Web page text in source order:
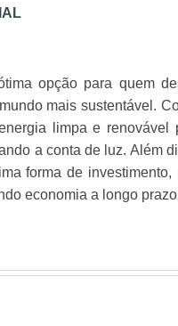
da instalação. No
(PROINFA)
negócio. Utilize
SOLAR
dos sistemas
opção para quem
mais sustentável.
limpa e renovável
a conta de luz. Além
forma de investimento,
economia a longo